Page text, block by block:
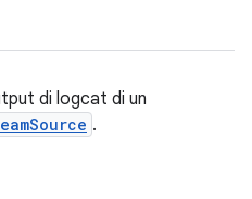
di logcat di un
.